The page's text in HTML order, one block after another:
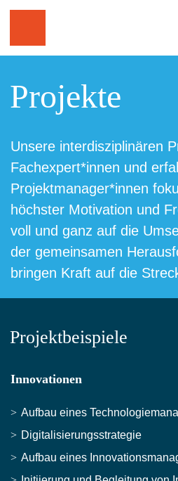
Projekte
Unsere interdisziplinären
Fachexpert*innen und
Projektmanager*innen
höchster Motivation und
voll und ganz auf die
der gemeinsamen
bringen Kraft auf die
Projektbeispiele
Innovationen
Aufbau eines
Digitalisierungsstrategie
Aufbau eines